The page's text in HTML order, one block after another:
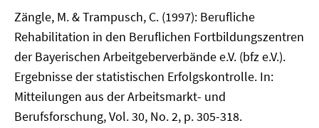
Zängle, M. & Trampusch, C. (1997): Berufliche
Rehabilitation in den Beruflichen Fortbildungszentren
der Bayerischen Arbeitgeberverbände e.V. (bfz e.V.).
Ergebnisse der statistischen Erfolgskontrolle. In:
Mitteilungen aus der Arbeitsmarkt- und
Berufsforschung, Vol. 30, No. 2, p. 305-318.